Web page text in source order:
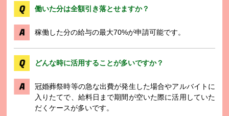
働いた分は全額引き落とせますか？
稼働した分の給与の最大70%が申請可能です。
どんな時に活用することが多いですか？
冠婚葬祭時等の急な出費が発生した場合やアルバイトに
入りたてで、給料日まで期間が空いた際に活用していた
だくケースが多いです。